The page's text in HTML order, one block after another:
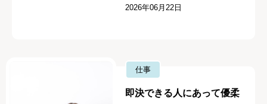
2026年06月22日
仕事
即決できる人にあって優柔